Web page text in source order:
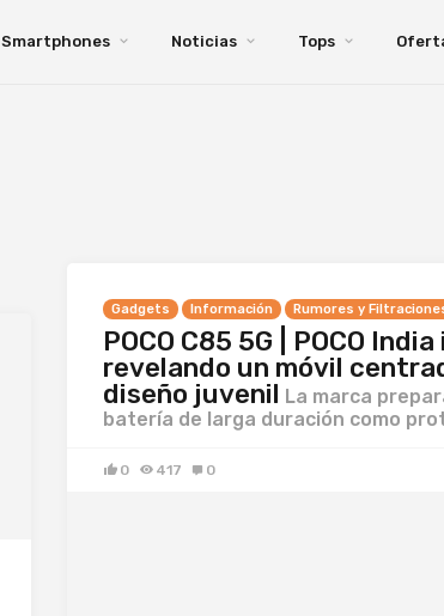
Smartphones Noticias Tops
Gadgets Información Rumores y
POCO C85 5G | POCO
revelando un móvil
diseño juvenil La marca
batería de larga duración como
0 417 0